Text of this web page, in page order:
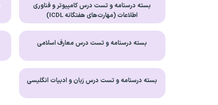
بسته درسنامه و تست درس کامپیوتر و فناوری
اطلاعات (مهارت‌های هفتگانه ICDL)
بسته درسنامه و تست درس معارف اسلامی
بسته درسنامه و تست درس زبان و ادبیات انگلیسی